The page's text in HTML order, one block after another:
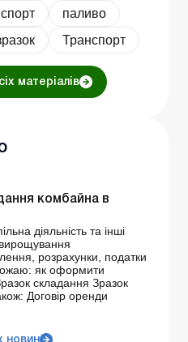
паливо
Транспорт
матеріалів
комбайна в
діяльність та інші
вирощування
розрахунки, податки
як оформити
складання Зразок
Договір оренди